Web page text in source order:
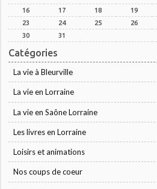
16
17 18 19
23
24 25 26
30
31
Catégories
La vie à Bleurville
La vie en Lorraine
La vie en Saône Lorraine
Les livres en Lorraine
Loisirs et animations
Nos coups de coeur